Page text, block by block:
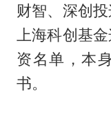
财智、深创
上海科创基
资名单，本
书。